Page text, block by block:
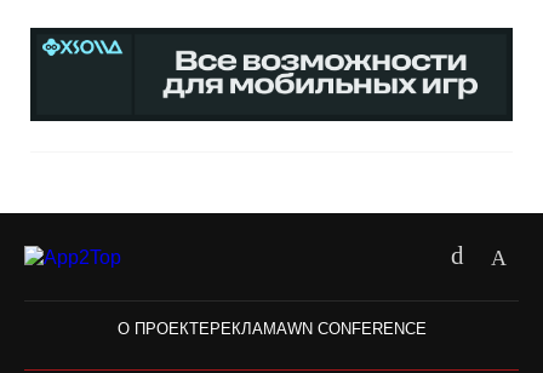
О ПРОЕКТЕ РЕКЛАМАWN CONFERENCE